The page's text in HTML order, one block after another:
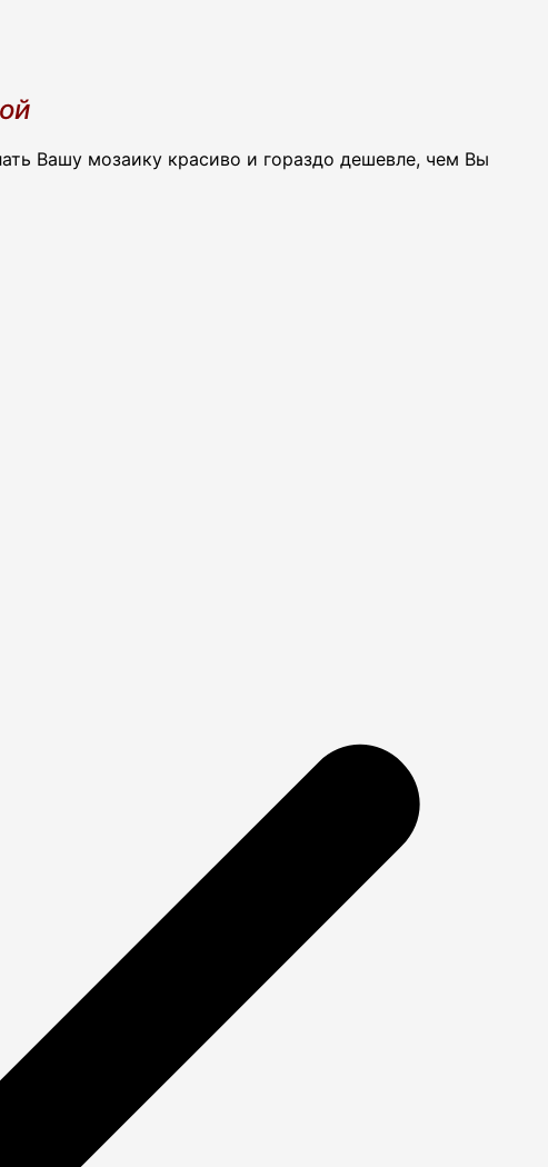
Вашу мозаику красиво и гораздо дешевле, чем Вы